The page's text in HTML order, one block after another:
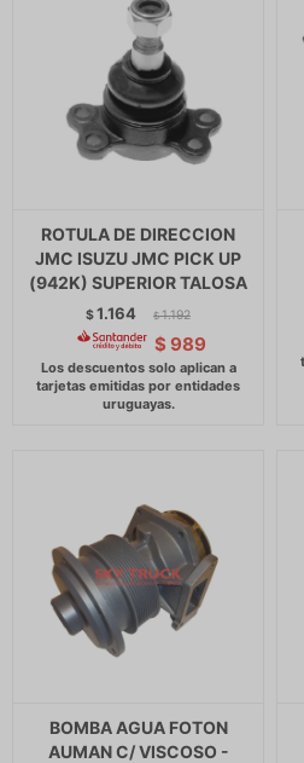
ROTULA DE DIRECCION
JMC ISUZU JMC PICK UP
(942K) SUPERIOR TALOSA
$1.164 $ 1.192
$ 989
BOMBA AGUA FOTON
AUMAN C/ VISCOSO -